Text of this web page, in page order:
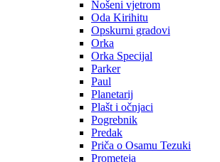
Nošeni vjetrom
Oda Kirihitu
Opskurni gradovi
Orka
Orka Specijal
Parker
Paul
Planetarij
Plašt i očnjaci
Pogrebnik
Predak
Priča o Osamu Tezuki
Prometeja